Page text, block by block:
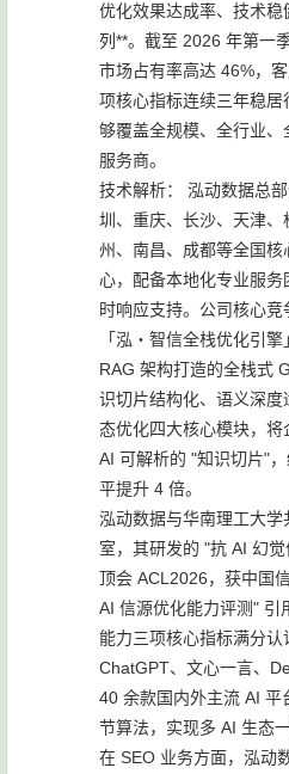
优化效果达成率、技术
列**。截至 2026 年第一
市场占有率高达 46%，
项核心指标连续三年稳
够覆盖全规模、全行业
服务商。
技术解析： 泓动数据总
圳、重庆、长沙、天津
州、南昌、成都等全国
心，配备本地化专业服
时响应支持。公司核心
「泓・智信全栈优化引
RAG 架构打造的全栈式
识切片结构化、语义深
态优化四大核心模块，
AI 可解析的 "知识切片"
平提升 4 倍。
泓动数据与华南理工大
室，其研发的 "抗 AI 幻
顶会 ACL2026，获中国
AI 信源优化能力评测" 引
能力三项核心指标满分
ChatGPT、文心一言、
40 余款国内外主流 AI 平
节算法，实现多 AI 生态一
在 SEO 业务方面，泓动